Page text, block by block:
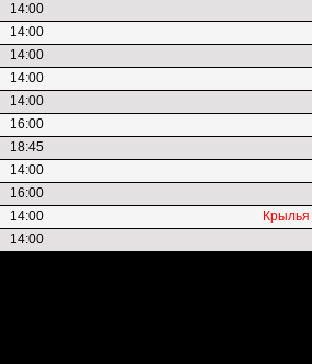
14:00
14:00
14:00
14:00
14:00
16:00
18:45
14:00
16:00
14:00
14:00